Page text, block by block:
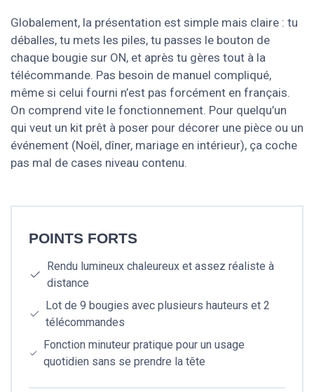
Globalement, la présentation est simple mais claire : tu
déballes, tu mets les piles, tu passes le bouton de
chaque bougie sur ON, et après tu gères tout à la
télécommande. Pas besoin de manuel compliqué,
même si celui fourni n’est pas forcément en français.
On comprend vite le fonctionnement. Pour quelqu’un
qui veut un kit prêt à poser pour décorer une pièce ou un
événement (Noël, dîner, mariage en intérieur), ça coche
pas mal de cases niveau contenu.
POINTS FORTS
Rendu lumineux chaleureux et assez réaliste à
distance
Lot de 9 bougies avec plusieurs hauteurs et 2
télécommandes
Fonction minuteur pratique pour un usage
quotidien sans se prendre la tête